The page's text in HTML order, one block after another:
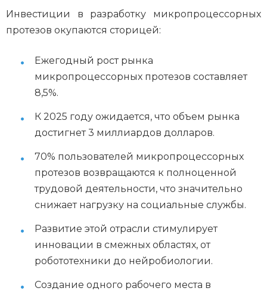
Инвестиции в разработку микропроцессорных
протезов окупаются сторицей:
Ежегодный рост рынка
микропроцессорных протезов составляет
8,5%.
К 2025 году ожидается, что объем рынка
достигнет 3 миллиардов долларов.
70% пользователей микропроцессорных
протезов возвращаются к полноценной
трудовой деятельности, что значительно
снижает нагрузку на социальные службы.
Развитие этой отрасли стимулирует
инновации в смежных областях, от
робототехники до нейробиологии.
Создание одного рабочего места в